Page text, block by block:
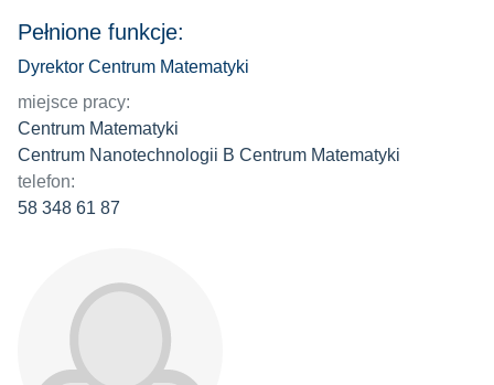
Pełnione funkcje:
Dyrektor Centrum Matematyki
miejsce pracy:
Centrum Matematyki
Centrum Nanotechnologii B Centrum Matematyki
telefon:
58 348 61 87